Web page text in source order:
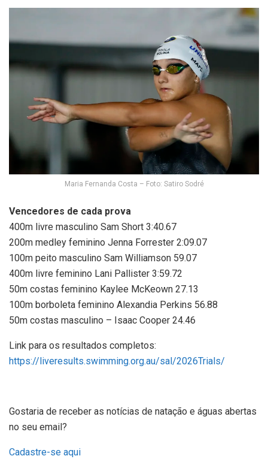
Maria Fernanda Costa – Foto: Satiro Sodré
Vencedores de cada prova
400m livre masculino Sam Short 3:40.67
200m medley feminino Jenna Forrester 2:09.07
100m peito masculino Sam Williamson 59.07
400m livre feminino Lani Pallister 3:59.72
50m costas feminino Kaylee McKeown 27.13
100m borboleta feminino Alexandia Perkins 56.88
50m costas masculino – Isaac Cooper 24.46
Link para os resultados completos:
https://liveresults.swimming.org.au/sal/2026Trials/
Gostaria de receber as notícias de natação e águas abertas
no seu email?
Cadastre-se aqui